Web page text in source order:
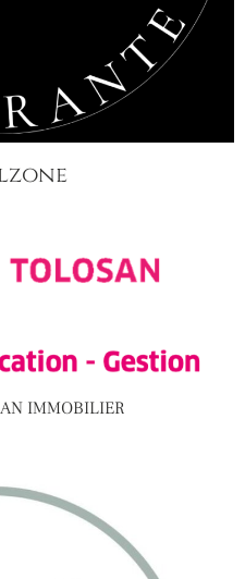
IMMOBILIER